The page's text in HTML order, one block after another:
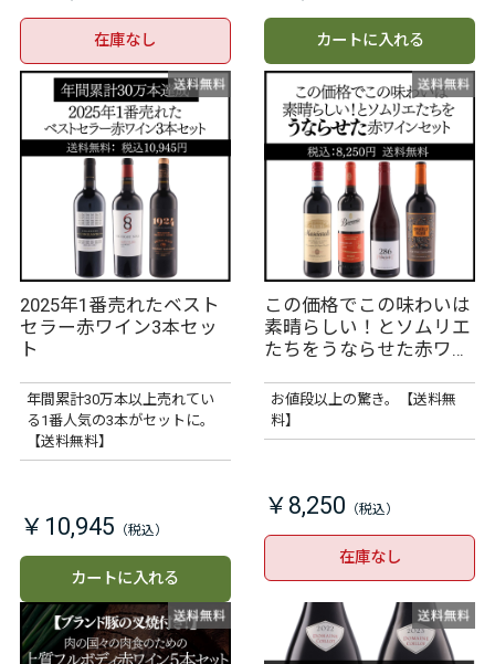
在庫なし カートに入れる
2025年1番売れたベスト
セラー赤ワイン3本セッ
ト
年間累計30万本以上売れてい
る1番人気の3本がセットに。
【送料無料】
￥10,945
カートに入れる
この価格でこの味わいは
素晴らしい！とソムリエ
たちをうならせた赤ワイ
お値段以上の驚き。【送料無
料】
￥8,250
在庫なし